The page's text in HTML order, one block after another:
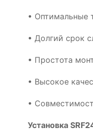
• Оптимальные
• Долгий срок
• Простота
• Высокое
•
Установка